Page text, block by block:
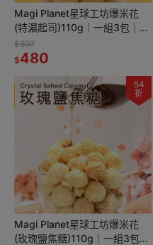
Magi Planet星球工坊爆米花
(特濃起司)110g｜一組3包｜紐
西蘭安佳乳酪 × 黃金比例濃郁
起司風味
$897
$480
54
折
Magi Planet星球工坊爆米花
(玫瑰鹽焦糖)110g｜一組3包｜